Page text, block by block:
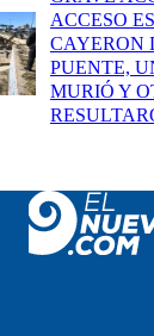
ACCESO
CAYERON
PUENTE,
MURIÓ Y